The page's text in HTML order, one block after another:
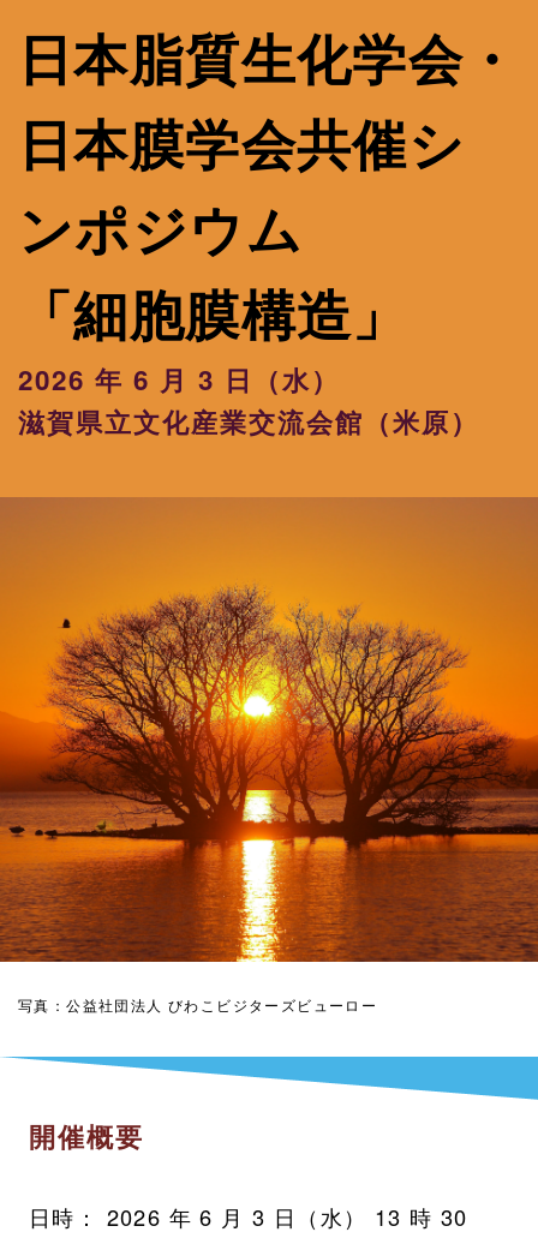
日本脂質生化学会・
日本膜学会共催シ
ンポジウム
「細胞膜構造」
2026 年 6 月 3 日（水）
滋賀県立文化産業交流会館（米原）
写真：公益社団法人 びわこビジターズビューロー
開催概要
日時： 2026 年 6 月 3 日（水） 13 時 30